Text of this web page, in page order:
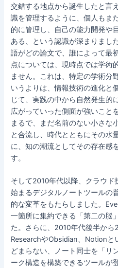
交錯する地点から誕生したと言
識を管理するように、個人もま
的に管理し、自己の能力開発や
ある、という認識が深まりまし
語がどの論文で、誰によって最
点については、現時点では学術
ません。これは、特定の学術分
いうよりは、情報技術の進化と
じて、実践の中から自然発生的
広がっていった側面が強いこと
まるで、まだ名前のない小さな
と合流し、時代とともにその水
に、知の潮流としてその存在感
す。
そして2010年代以降、クラウ
始まるデジタルノートツールの
的な変革をもたらしました。
一箇所に集約できる「第二の脳
た。さらに、2010年代後半か
ResearchやObsidian、Notionと
どまらない、ノート同士を「リ
ーク構造を構築できるツールが